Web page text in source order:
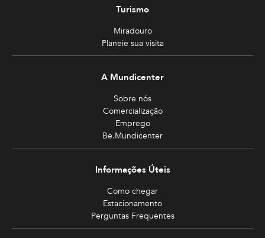
Turismo
Miradouro
Planeie sua visita
A Mundicenter
Sobre nós
Comercialização
Emprego
Be.Mundicenter
Informações Úteis
Como chegar
Estacionamento
Perguntas Frequentes